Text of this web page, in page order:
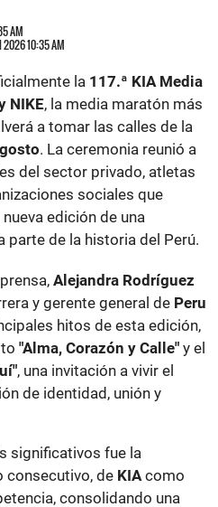
AM
10:35 AM
la 117.ª KIA Media
NIKE, la media maratón más
a tomar las calles de la
. La ceremonia reunió a
del sector privado, atletas
sociales que
edición de una
parte de la historia del Perú.
Alejandra Rodríguez
y gerente general de Peru
hitos de esta edición,
"Alma, Corazón y Calle" y el
, una invitación a vivir el
de identidad, unión y
significativos fue la
consecutivo, de KIA como
consolidando una